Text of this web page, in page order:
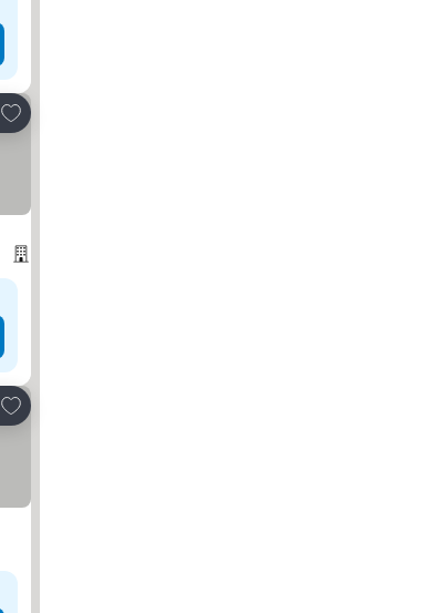
เพิ่มในรายการโปรด
เพิ่มในรายการโปรด